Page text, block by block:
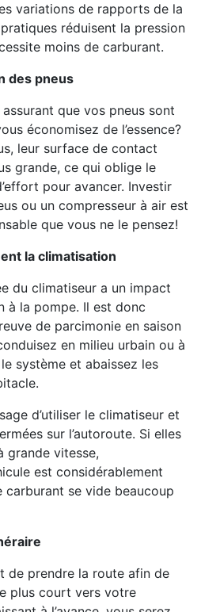
variations de rapports de la
réduisent la pression
moins de carburant.
des pneus
que vos pneus sont
économisez de l’essence?
leur surface de contact
grande, ce qui oblige le
pour avancer. Investir
ou un compresseur à air est
que vous ne le pensez!
la climatisation
du climatiseur a un impact
à la pompe. Il est donc
de parcimonie en saison
en milieu urbain ou à
système et abaissez les
d’utiliser le climatiseur et
sur l’autoroute. Si elles
grande vitesse,
est considérablement
se vide beaucoup
de prendre la route afin de
plus court vers votre